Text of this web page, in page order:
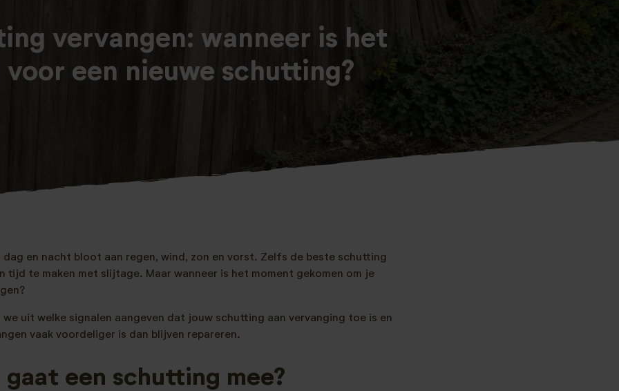
vervangen: wanneer is het
een nieuwe schutting?
dag en nacht bloot aan regen, wind, zon en vorst. Zelfs de beste schutting
tijd te maken met slijtage. Maar wanneer is het moment gekomen om je
we uit welke signalen aangeven dat jouw schutting aan vervanging toe is en
vaak voordeliger is dan blijven repareren.
gaat een schutting mee?